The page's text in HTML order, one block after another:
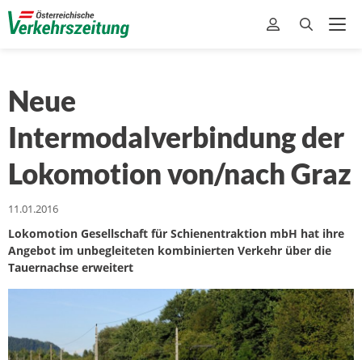
Neue
Intermodalverbindung der
Lokomotion von/nach Graz
11.01.2016
Lokomotion Gesellschaft für Schienentraktion mbH hat ihre
Angebot im unbegleiteten kombinierten Verkehr über die
Tauernachse erweitert